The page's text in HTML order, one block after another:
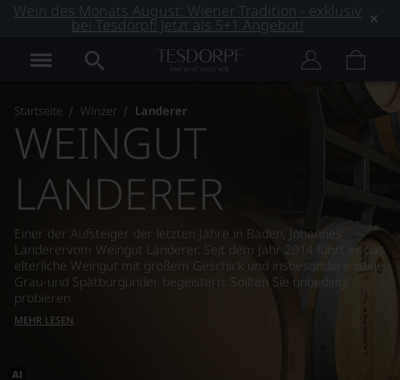
Wein des Monats August: Wiener Tradition - exklusiv
bei Tesdorpf! Jetzt als 5+1 Angebot!
Startseite Winzer Landerer
WEINGUT
LANDERER
Einer der Aufsteiger der letzten Jahre in Baden, Johannes
Landerervom Weingut Landerer. Seit dem Jahr 2014 führt er das
elterliche Weingut mit großem Geschick und insbesondere seine
Grau-und Spätburgunder begeistern. Sollten Sie unbedingt
probieren.
MEHR LESEN